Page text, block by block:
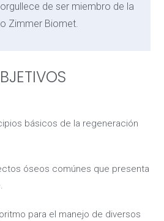
de ser miembro de la
Zimmer Biomet.
básicos de la regeneración
óseos comúnes que presenta
para el manejo de diversos